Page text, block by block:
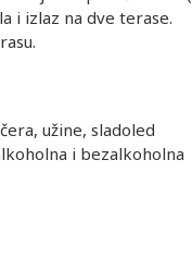
i izlaz na dve terase.
užine, sladoled
i bezalkoholna